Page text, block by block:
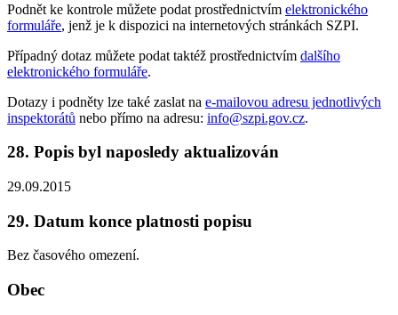
Podnět ke kontrole můžete podat prostřednictvím elektronického
formuláře, jenž je k dispozici na internetových stránkách SZPI.
Případný dotaz můžete podat taktéž prostřednictvím dalšího
elektronického formuláře.
Dotazy i podněty lze také zaslat na e-mailovou adresu jednotlivých
inspektorátů nebo přímo na adresu: info@szpi.gov.cz.
28. Popis byl naposledy aktualizován
29.09.2015
29. Datum konce platnosti popisu
Bez časového omezení.
Obec